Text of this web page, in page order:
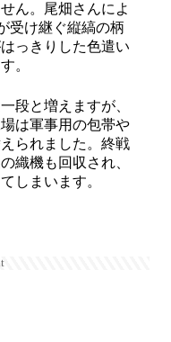
ん。尾畑さんによ
受け継ぐ縦縞の柄
っきりした色遣い
。
段と増えますが、
は軍事用の包帯や
られました。終戦
織機も回収され、
しまいます。